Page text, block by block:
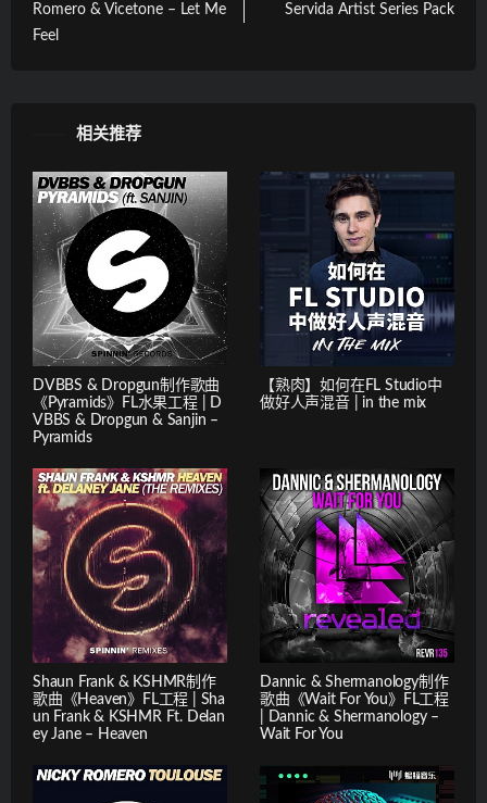
Romero & Vicetone – Let Me
Feel
Servida Artist Series Pack
相关推荐
DVBBS & Dropgun制作歌曲
《Pyramids》FL水果工程 | D
VBBS & Dropgun & Sanjin –
Pyramids
【熟肉】如何在FL Studio中
做好人声混音 | in the mix
Shaun Frank & KSHMR制作
歌曲《Heaven》FL工程 | Sha
un Frank & KSHMR Ft. Delan
ey Jane – Heaven
Dannic & Shermanology制作
歌曲《Wait For You》FL工程
| Dannic & Shermanology –
Wait For You